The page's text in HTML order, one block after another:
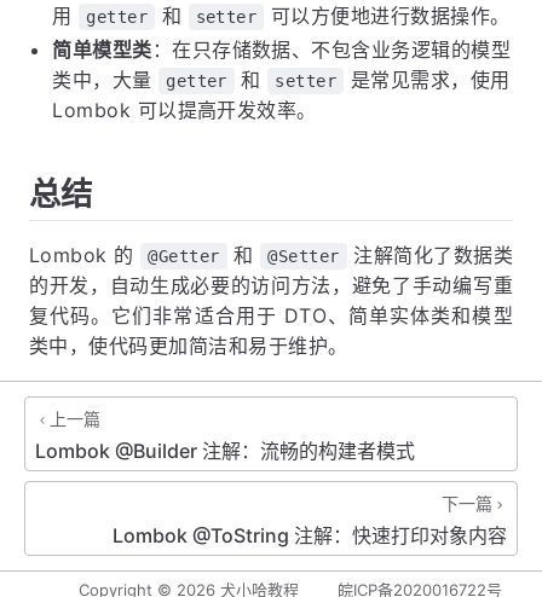
用
getter 和 setter
可以方便地进行数据操作。
简单模型类 ：在只存储数据、不包含业务逻辑的模型
类中，大量
getter 和 setter
是常见需求，使用
Lombok 可以提高开发效率。
总结
Lombok 的 @Getter 和 @Setter
注解简化了数据类
的开发，自动生成必要的访问方法，避免了手动编写重
复代码。它们非常适合用于 DTO、简单实体类和模型
类中，使代码更加简洁和易于维护。
上一篇
Lombok @Builder 注解：流畅的构建者模式
下一篇
Lombok @ToString 注解：快速打印对象内容
Copyright © 2026 犬小哈教程 皖ICP备2020016722号